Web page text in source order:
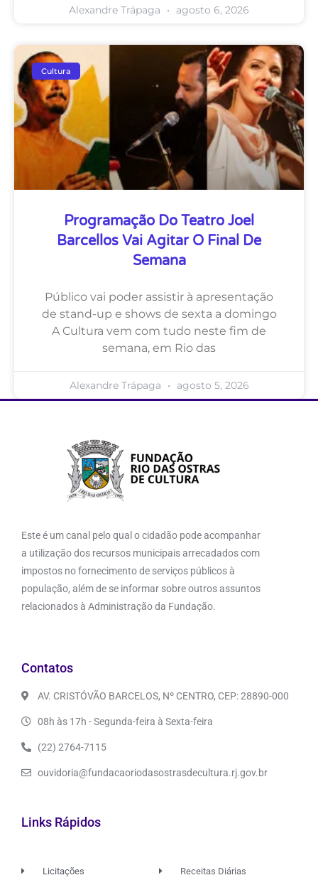
Alexandre Trápaga agosto 6, 2026
Cultura
Programação Do Teatro Joel
Barcellos Vai Agitar O Final De
Semana
Público vai poder assistir à apresentação
de stand-up e shows de sexta a domingo
A Cultura vem com tudo neste fim de
semana, em Rio das
Alexandre Trápaga agosto 5, 2026
Este é um canal pelo qual o cidadão pode acompanhar
a utilização dos recursos municipais arrecadados com
impostos no fornecimento de serviços públicos à
população, além de se informar sobre outros assuntos
relacionados à Administração da Fundação.
Contatos
AV. CRISTÓVÃO BARCELOS, Nº CENTRO, CEP: 28890-000
08h às 17h - Segunda-feira à Sexta-feira
(22) 2764-7115
ouvidoria@fundacaoriodasostrasdecultura.rj.gov.br
Links Rápidos
Licitações Receitas Diárias